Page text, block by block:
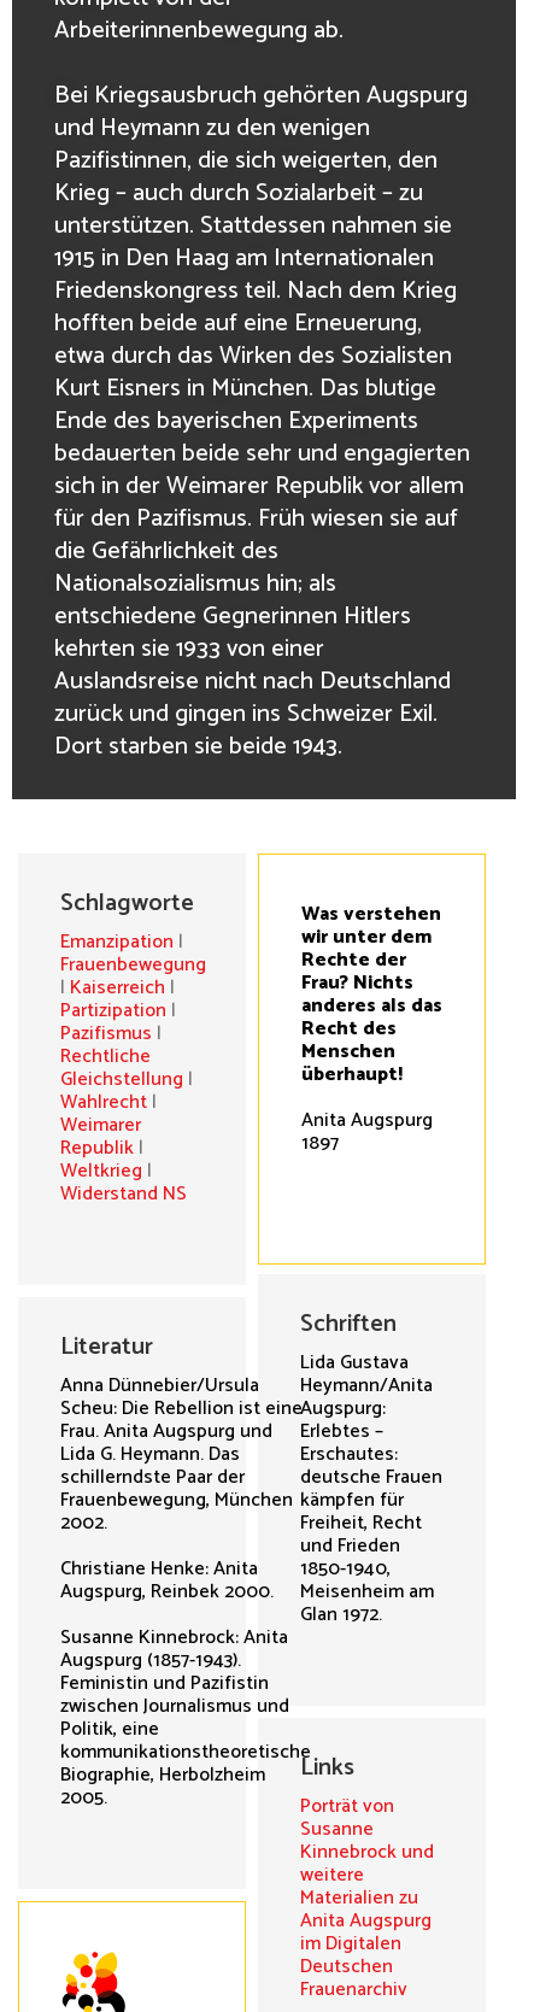
Arbeiterinnenbewegung ab.
Bei Kriegsausbruch gehörten Augspurg
und Heymann zu den wenigen
Pazifistinnen, die sich weigerten, den
Krieg – auch durch Sozialarbeit – zu
unterstützen. Stattdessen nahmen sie
1915 in Den Haag am Internationalen
Friedenskongress teil. Nach dem Krieg
hofften beide auf eine Erneuerung,
etwa durch das Wirken des Sozialisten
Kurt Eisners in München. Das blutige
Ende des bayerischen Experiments
bedauerten beide sehr und engagierten
sich in der Weimarer Republik vor allem
für den Pazifismus. Früh wiesen sie auf
die Gefährlichkeit des
Nationalsozialismus hin; als
entschiedene Gegnerinnen Hitlers
kehrten sie 1933 von einer
Auslandsreise nicht nach Deutschland
zurück und gingen ins Schweizer Exil.
Dort starben sie beide 1943.
Schlagworte
Emanzipation |
Frauenbewegung
| Kaiserreich |
Partizipation |
Pazifismus |
Rechtliche
Gleichstellung |
Wahlrecht|
Weimarer
Republik|
Weltkrieg |
Widerstand NS
Was verstehen
wir unter dem
Rechte der
Frau? Nichts
anderes als das
Recht des
Menschen
überhaupt!
Anita Augspurg
1897
Schriften
Lida Gustava
Heymann/Anita
Augspurg:
Erlebtes –
Erschautes:
deutsche Frauen
kämpfen für
Freiheit, Recht
und Frieden
1850-1940,
Meisenheim am
Glan 1972.
Literatur
Anna Dünnebier/Ursula
Scheu: Die Rebellion ist eine
Frau. Anita Augspurg und
Lida G. Heymann. Das
schillerndste Paar der
Frauenbewegung, München
2002.
Christiane Henke: Anita
Augspurg, Reinbek 2000.
Susanne Kinnebrock: Anita
Augspurg (1857-1943).
Feministin und Pazifistin
zwischen Journalismus und
Politik, eine
kommunikationstheoretische
Biographie, Herbolzheim
2005.
Links
Porträt von
Susanne
Kinnebrock und
weitere
Materialien zu
Anita Augspurg
im Digitalen
Deutschen
Frauenarchiv